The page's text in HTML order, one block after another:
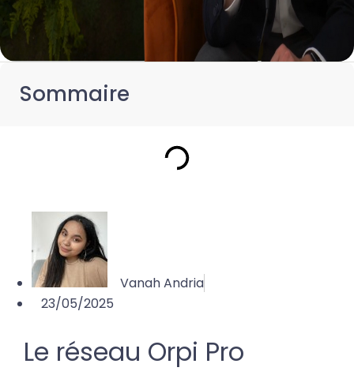
Sommaire
Vanah Andria
23/05/2025
Le réseau Orpi Pro